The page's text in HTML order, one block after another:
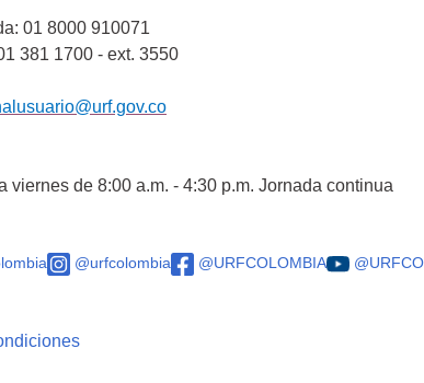
01 8000 910071
381 1700 - ext. 3550
viernes de 8:00 a.m. - 4:30 p.m. Jornada continua
@urfcolombia @URFCOLOMBIA